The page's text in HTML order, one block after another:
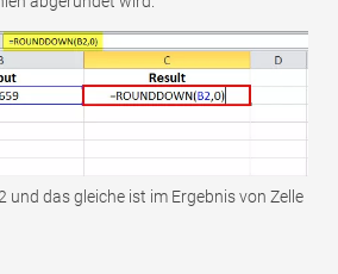
und das gleiche ist im Ergebnis von Zelle